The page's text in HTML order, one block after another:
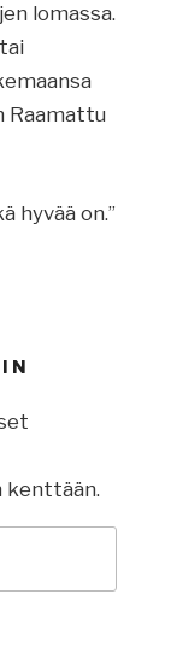
lomassa.
Raamattu
hyvää on.”
kenttään.